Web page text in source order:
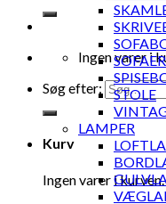
Ingen varer i
Søg efter:
Kurv
Ingen varer i kurven.
SOFAER
STOLE
LAMPER